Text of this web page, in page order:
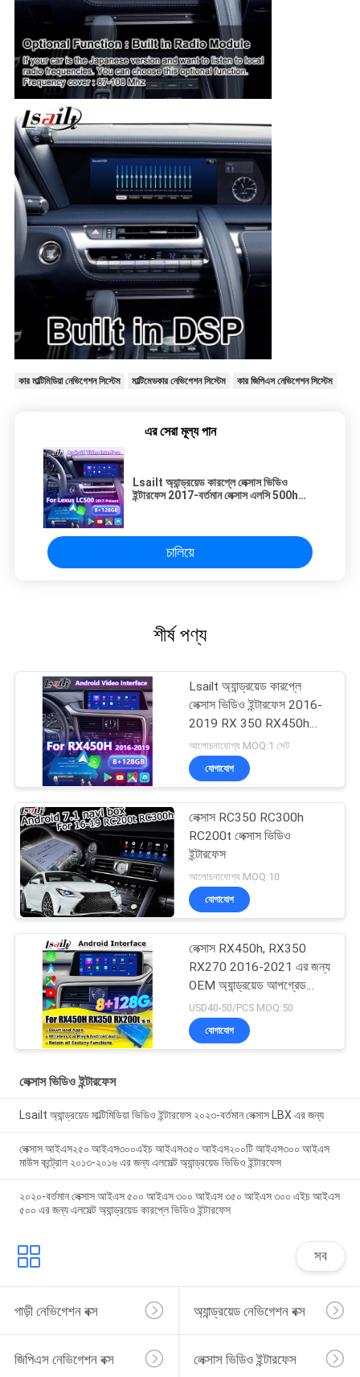
কার মাল্টিমিডিয়া নেভিগেশন সিস্টেম মাল্টিমেডকার নেভিগেশন সিস্টেম কার জিপিএস নেভিগেশন সিস্টেম
এর সেরা মূল্য পান
Lsailt অ্যান্ড্রয়েড কারপ্লে লেক্সাস ভিডিও
ইন্টারফেস 2017-বর্তমান লেক্সাস এলসি 500h
চালিয়ে
শীর্ষ পণ্য
Lsailt অ্যান্ড্রয়েড কারপ্লে
লেক্সাস ভিডিও ইন্টারফেস 2016-
2019 RX 350 RX450h
RX200t RX350L RX450L
RX300 RX350
আলোচনাযোগ্য MOQ:1 সেট
যোগাযোগ
লেক্সাস RC350 RC300h
RC200t লেক্সাস ভিডিও
ইন্টারফেস
আলোচনাযোগ্য MOQ:10
যোগাযোগ
লেক্সাস RX450h, RX350
RX270 2016-2021 এর জন্য
OEM অ্যান্ড্রয়েড আপগ্রেড
মডিউল ওয়্যারলেস কারপ্লে,
অ্যান্ড্রয়েড অটো, ইউটিউব,
নেটফ্লিক্স ইন্টিগ্রেশন
USD40-50/PCS MOQ:50
যোগাযোগ
লেক্সাস ভিডিও ইন্টারফেস
Lsailt অ্যান্ড্রয়েড মাল্টিমিডিয়া ভিডিও ইন্টারফেস ২০২৩-বর্তমান লেক্সাস LBX এর জন্য
লেক্সাস আইএস২৫০ আইএস৩০০এইচ আইএস৩৫০ আইএস২০০টি আইএস৩০০ আইএস
মাউস কন্ট্রোল ২০১৩-২০১৬ এর জন্য এলসেল্ট অ্যান্ড্রয়েড ভিডিও ইন্টারফেস
২০২০-বর্তমান লেক্সাস আইএস ৫০০ আইএস ৩০০ আইএস ৩৫০ আইএস ৩০০ এইচ আইএস
৫০০ এর জন্য এলসেল্ট অ্যান্ড্রয়েড কারপ্লে ভিডিও ইন্টারফেস
সব
গাড়ী নেভিগেশন বক্স অ্যান্ড্রয়েড নেভিগেশন বক্স
জিপিএস নেভিগেশন বক্স লেক্সাস ভিডিও ইন্টারফেস